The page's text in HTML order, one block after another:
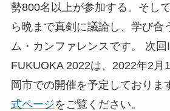
勢800名以上が参加する。そし
ら晩まで真剣に議論し、学び合
ム・カンファレンスです。 次回
FUKUOKA 2022は、2022年2月
岡市での開催を予定しておりま
式ページをご覧ください。